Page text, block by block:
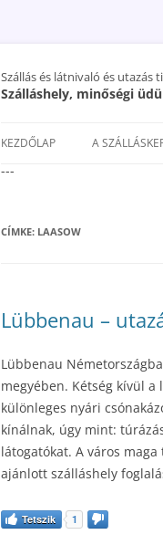
Szállás és látnivaló és utazás
Szálláshely, minőségi
KEZDŐLAP A
---
CÍMKE: LAASOW
Lübbenau –
Lübbenau
megyében. Kétség kívül a
különleges nyári
kínálnak, úgy mint:
látogatókat. A város
ajánlott szálláshely
Tetszik 1